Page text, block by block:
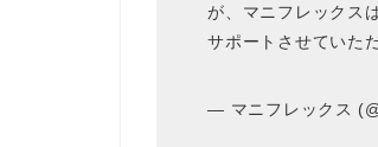
が、マニフレックス
サポートさせていた
— マニフレックス